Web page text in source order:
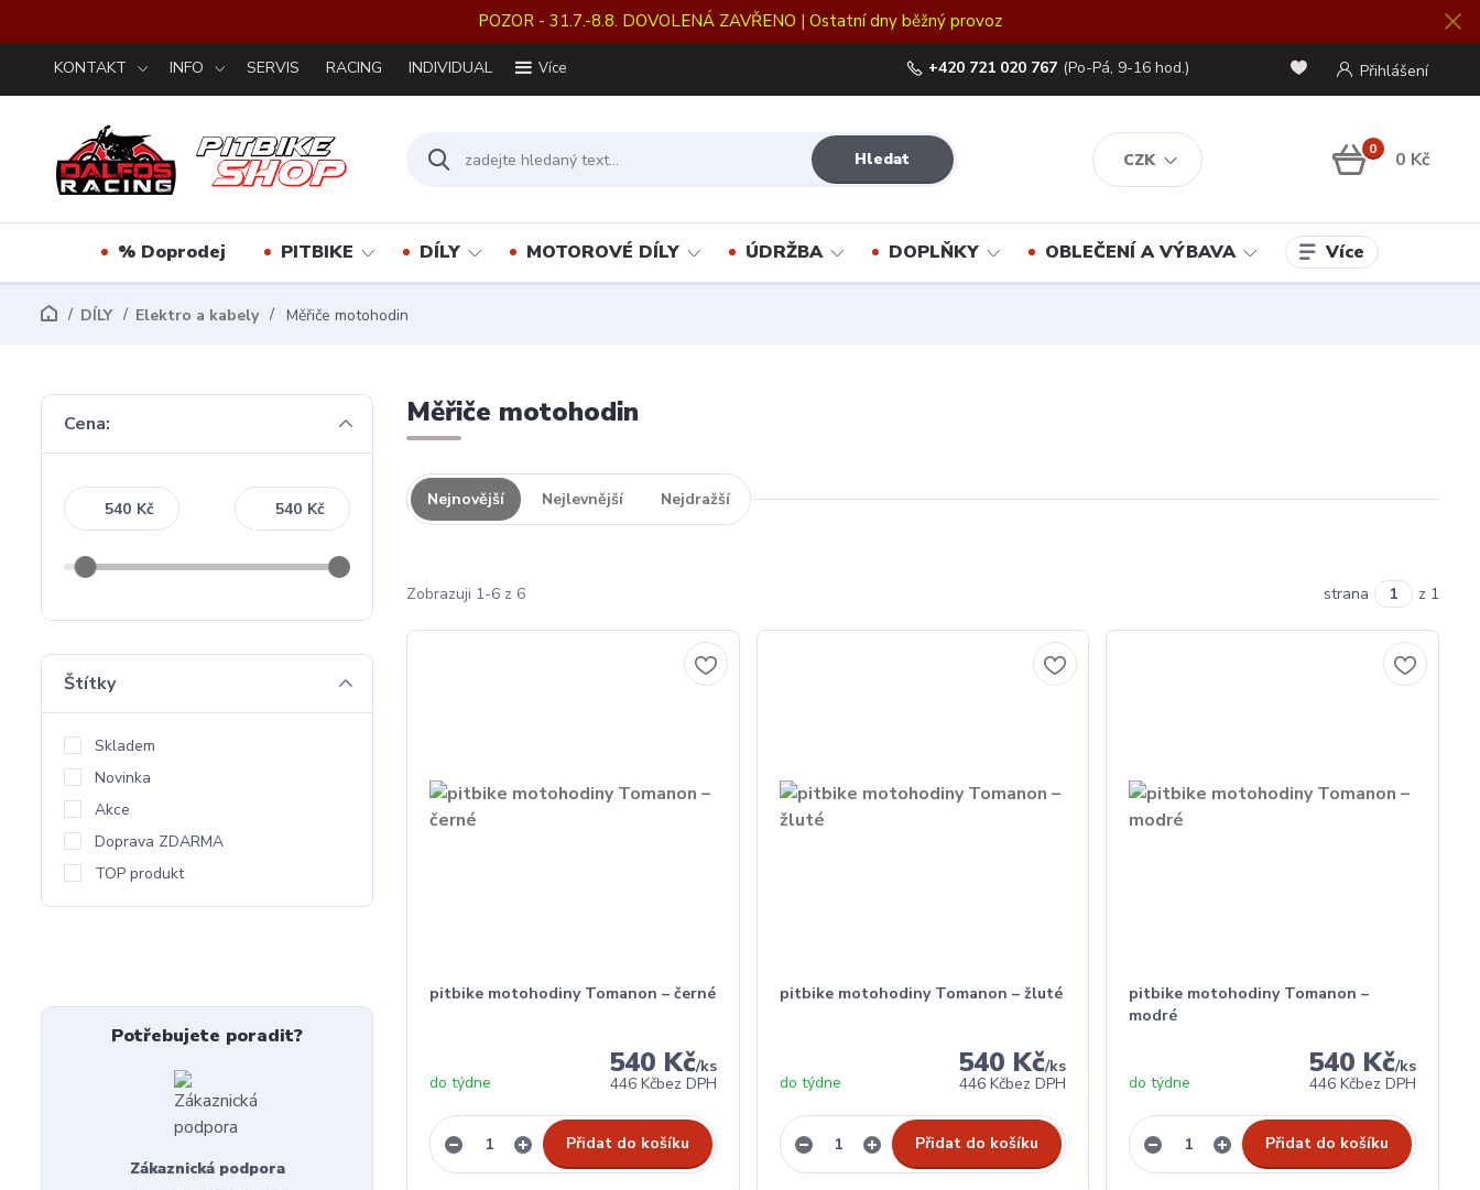
POZOR - 31.7.-8.8. DOVOLENÁ ZAVŘENO | Ostatní dny běžný provoz
KONTAKT INFO SERVIS RACING INDIVIDUAL Více
CZK
Přihlášení
Hledat
+420 721 020 767 (Po-Pá, 9-16 hod.)
0 0 Kč
% Doprodej PITBIKE DÍLY MOTOROVÉ DÍLY ÚDRŽBA DOPLŇKY OBLEČENÍ A VÝBAVA Více
DÍLY Elektro a kabely Měřiče motohodin
Měřiče motohodin
Nejnovější Nejlevnější Nejdražší
Zobrazuji 1-6 z 6 strana z 1
pitbike motohodiny Tomanon – černé
540 Kč/ks
446 Kčbez DPH
do týdne
Přidat do košíku
pitbike motohodiny Tomanon – žluté
540 Kč/ks
446 Kčbez DPH
do týdne
Přidat do košíku
pitbike motohodiny Tomanon –
modré
540 Kč/ks
446 Kčbez DPH
do týdne
Přidat do košíku
Cena:
Kč Kč
Štítky
Skladem
Novinka
Akce
Doprava ZDARMA
TOP produkt
Potřebujete poradit?
Zákaznická podpora